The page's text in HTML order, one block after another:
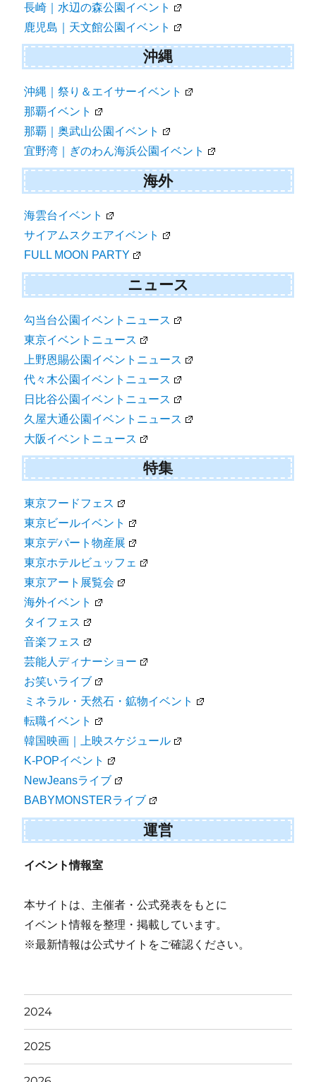
長崎｜水辺の森公園イベント
鹿児島｜天文館公園イベント
沖縄
沖縄｜祭り＆エイサーイベント
那覇イベント
那覇｜奥武山公園イベント
宜野湾｜ぎのわん海浜公園イベント
海外
海雲台イベント
サイアムスクエアイベント
FULL MOON PARTY
ニュース
勾当台公園イベントニュース
東京イベントニュース
上野恩賜公園イベントニュース
代々木公園イベントニュース
日比谷公園イベントニュース
久屋大通公園イベントニュース
大阪イベントニュース
特集
東京フードフェス
東京ビールイベント
東京デパート物産展
東京ホテルビュッフェ
東京アート展覧会
海外イベント
タイフェス
音楽フェス
芸能人ディナーショー
お笑いライブ
ミネラル・天然石・鉱物イベント
転職イベント
韓国映画｜上映スケジュール
K-POPイベント
NewJeansライブ
BABYMONSTERライブ
運営
イベント情報室
本サイトは、主催者・公式発表をもとに
イベント情報を整理・掲載しています。
※最新情報は公式サイトをご確認ください。
2024
2025